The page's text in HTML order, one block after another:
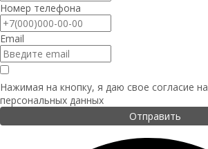
Номер телефона
Email
Нажимая на кнопку, я даю свое согласие на
персональных данных
Отправить